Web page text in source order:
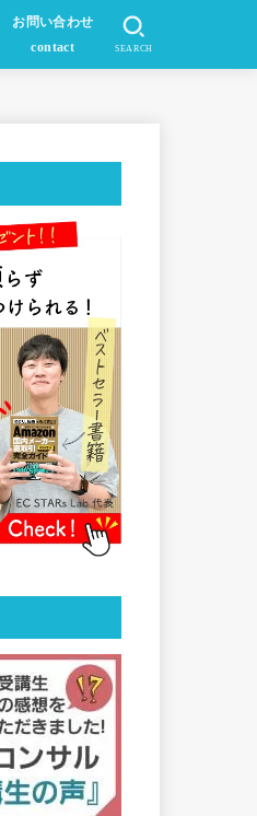
お問い合わせ
contact
SEARCH